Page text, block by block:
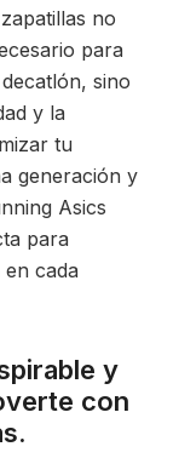
no
para
sino
y la
tu
generación y
Asics
para
cada
y
con